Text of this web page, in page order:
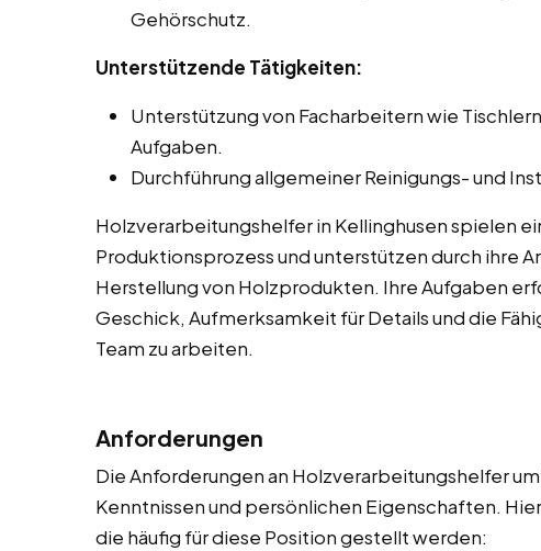
Gehörschutz.
Unterstützende Tätigkeiten:
Unterstützung von Facharbeitern wie
Aufgaben.
Durchführung allgemeiner Reinigungs- und
Holzverarbeitungshelfer in Kellinghusen spielen
Produktionsprozess und unterstützen durch ihre
Herstellung von Holzprodukten. Ihre Aufgaben
Geschick, Aufmerksamkeit für Details und die
Team zu arbeiten.
Anforderungen
Die Anforderungen an Holzverarbeitungshelfer
Kenntnissen und persönlichen Eigenschaften.
die häufig für diese Position gestellt werden: